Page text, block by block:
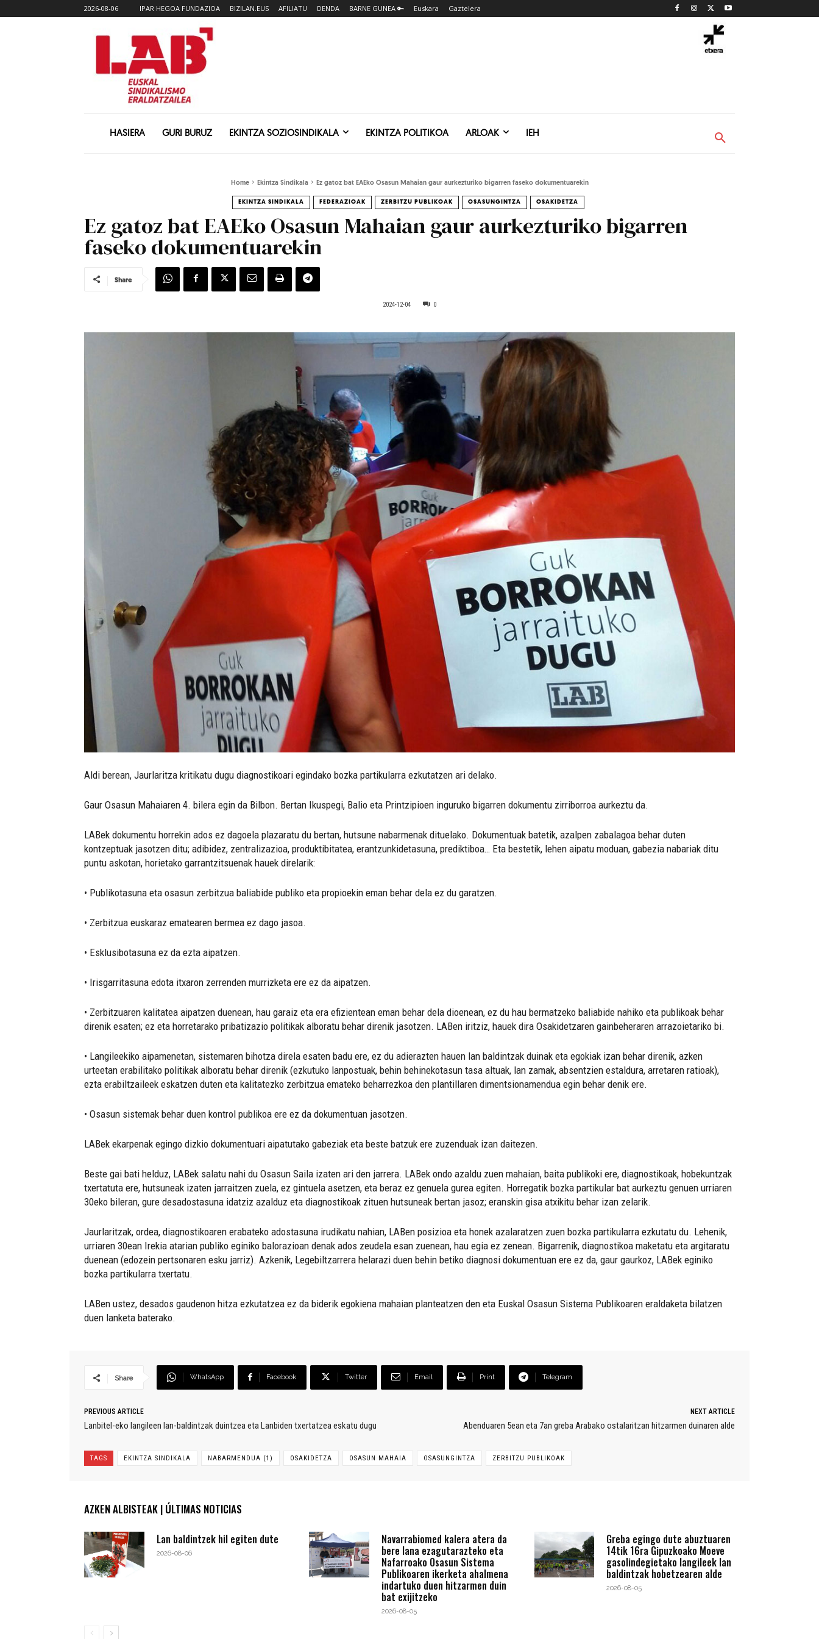
2026-08-06 IPAR HEGOA FUNDAZIOA BIZILAN.EUS AFILIATU DENDA BARNE GUNEA 🔑 Euskara Gaztelera
HASIERA GURI BURUZ EKINTZA SOZIOSINDIKALA EKINTZA POLITIKOA ARLOAK IEH
Home Ekintza Sindikala Ez gatoz bat EAEko Osasun Mahaian gaur aurkezturiko bigarren faseko dokumentuarekin
EKINTZA SINDIKALA FEDERAZIOAK ZERBITZU PUBLIKOAK OSASUNGINTZA OSAKIDETZA
Ez gatoz bat EAEko Osasun Mahaian gaur aurkezturiko bigarren
faseko dokumentuarekin
Share
2024-12-04 0
Aldi berean, Jaurlaritza kritikatu dugu diagnostikoari egindako bozka partikularra ezkutatzen ari delako.
Gaur Osasun Mahaiaren 4. bilera egin da Bilbon. Bertan Ikuspegi, Balio eta Printzipioen inguruko bigarren dokumentu zirriborroa aurkeztu da.
LABek dokumentu horrekin ados ez dagoela plazaratu du bertan, hutsune nabarmenak dituelako. Dokumentuak batetik, azalpen zabalagoa behar duten
kontzeptuak jasotzen ditu; adibidez, zentralizazioa, produktibitatea, erantzunkidetasuna, prediktiboa… Eta bestetik, lehen aipatu moduan, gabezia nabariak ditu
puntu askotan, horietako garrantzitsuenak hauek direlarik:
• Publikotasuna eta osasun zerbitzua baliabide publiko eta propioekin eman behar dela ez du garatzen.
• Zerbitzua euskaraz ematearen bermea ez dago jasoa.
• Esklusibotasuna ez da ezta aipatzen.
• Irisgarritasuna edota itxaron zerrenden murrizketa ere ez da aipatzen.
• Zerbitzuaren kalitatea aipatzen duenean, hau garaiz eta era efizientean eman behar dela dioenean, ez du hau bermatzeko baliabide nahiko eta publikoak behar
direnik esaten; ez eta horretarako pribatizazio politikak alboratu behar direnik jasotzen. LABen iritziz, hauek dira Osakidetzaren gainbeheraren arrazoietariko bi.
• Langileekiko aipamenetan, sistemaren bihotza direla esaten badu ere, ez du adierazten hauen lan baldintzak duinak eta egokiak izan behar direnik, azken
urteetan erabilitako politikak alboratu behar direnik (ezkutuko lanpostuak, behin behinekotasun tasa altuak, lan zamak, absentzien estaldura, arretaren ratioak),
ezta erabiltzaileek eskatzen duten eta kalitatezko zerbitzua emateko beharrezkoa den plantillaren dimentsionamendua egin behar denik ere.
• Osasun sistemak behar duen kontrol publikoa ere ez da dokumentuan jasotzen.
LABek ekarpenak egingo dizkio dokumentuari aipatutako gabeziak eta beste batzuk ere zuzenduak izan daitezen.
Beste gai bati helduz, LABek salatu nahi du Osasun Saila izaten ari den jarrera. LABek ondo azaldu zuen mahaian, baita publikoki ere, diagnostikoak, hobekuntzak
txertatuta ere, hutsuneak izaten jarraitzen zuela, ez gintuela asetzen, eta beraz ez genuela gurea egiten. Horregatik bozka partikular bat aurkeztu genuen urriaren
30eko bileran, gure desadostasuna idatziz azalduz eta diagnostikoak zituen hutsuneak bertan jasoz; eranskin gisa atxikitu behar izan zelarik.
Jaurlaritzak, ordea, diagnostikoaren erabateko adostasuna irudikatu nahian, LABen posizioa eta honek azalaratzen zuen bozka partikularra ezkutatu du. Lehenik,
urriaren 30ean Irekia atarian publiko eginiko balorazioan denak ados zeudela esan zuenean, hau egia ez zenean. Bigarrenik, diagnostikoa maketatu eta argitaratu
duenean (edozein pertsonaren esku jarriz). Azkenik, Legebiltzarrera helarazi duen behin betiko diagnosi dokumentuan ere ez da, gaur gaurkoz, LABek eginiko
bozka partikularra txertatu.
LABen ustez, desados gaudenon hitza ezkutatzea ez da biderik egokiena mahaian planteatzen den eta Euskal Osasun Sistema Publikoaren eraldaketa bilatzen
duen lanketa baterako.
Share WhatsApp Facebook Twitter Email Print Telegram
PREVIOUS ARTICLE
Lanbitel-eko langileen lan-baldintzak duintzea eta Lanbiden txertatzea eskatu dugu
NEXT ARTICLE
Abenduaren 5ean eta 7an greba Arabako ostalaritzan hitzarmen duinaren alde
TAGS EKINTZA SINDIKALA NABARMENDUA (1) OSAKIDETZA OSASUN MAHAIA OSASUNGINTZA ZERBITZU PUBLIKOAK
AZKEN ALBISTEAK | ÚLTIMAS NOTICIAS
Lan baldintzek hil egiten dute
2026-08-06
Navarrabiomed kalera atera da
bere lana ezagutarazteko eta
Nafarroako Osasun Sistema
Publikoaren ikerketa ahalmena
indartuko duen hitzarmen duin
bat exijitzeko
2026-08-05
Greba egingo dute abuztuaren
14tik 16ra Gipuzkoako Moeve
gasolindegietako langileek lan
baldintzak hobetzearen alde
2026-08-05